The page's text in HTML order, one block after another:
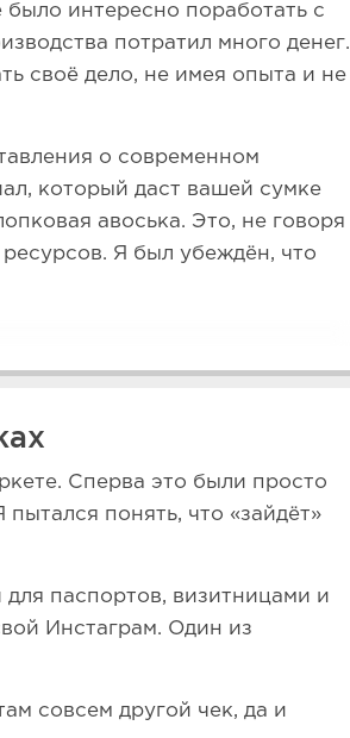
интересно поработать с
потратил много денег.
своё дело, не имея опыта и не
о современном
который даст вашей сумке
авоська. Это, не говоря
Я был убеждён, что
Сперва это были просто
понять, что «зайдёт»
паспортов, визитницами и
Инстаграм. Один из
совсем другой чек, да и